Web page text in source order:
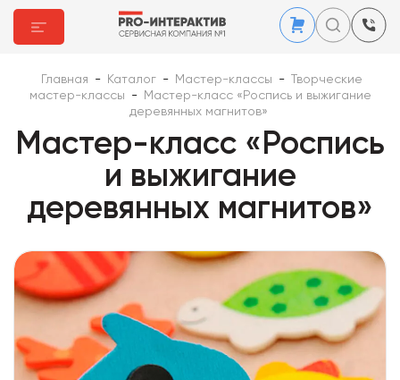
Главная - Каталог - Мастер-классы -
Творческие
мастер-классы
-
Мастер-класс «Роспись и выжигание
деревянных магнитов»
Мастер-класс «Роспись
и выжигание
деревянных магнитов»